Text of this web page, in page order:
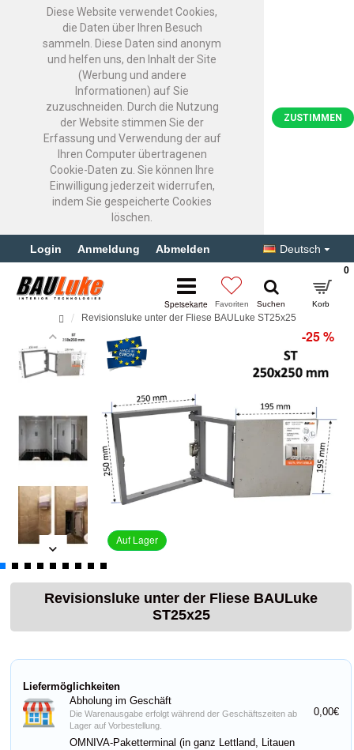
Diese Website verwendet Cookies,
die Daten über Ihren Besuch
sammeln. Diese Daten sind anonym
und helfen uns, den Inhalt der Site
(Werbung und andere
Informationen) auf Sie
zuzuschneiden. Durch die Nutzung
der Website stimmen Sie der
Erfassung und Verwendung der auf
Ihren Computer übertragenen
Cookie-Daten zu. Sie können Ihre
Einwilligung jederzeit widerrufen,
indem Sie gespeicherte Cookies
löschen.
ZUSTIMMEN
Login Anmeldung Abmelden Deutsch
0
Revisionsluke unter der Fliese BAULuke ST25x25
Auf Lager
-25 %
Revisionsluke unter der Fliese BAULuke
ST25x25
Liefermöglichkeiten
Abholung im Geschäft
Die Warenausgabe erfolgt während der Geschäftszeiten ab
Lager auf Vorbestellung.
0,00€
OMNIVA-Paketterminal (in ganz Lettland, Litauen